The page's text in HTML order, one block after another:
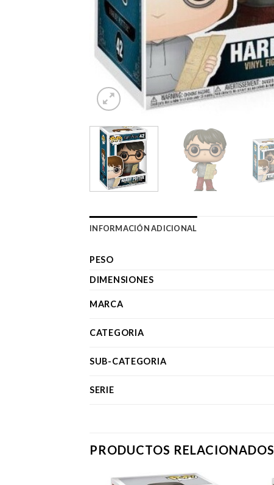
INFORMACIÓN ADICIONAL
PESO
DIMENSIONES
MARCA
CATEGORIA
SUB-CATEGORIA
SERIE
PRODUCTOS RELACIONADOS